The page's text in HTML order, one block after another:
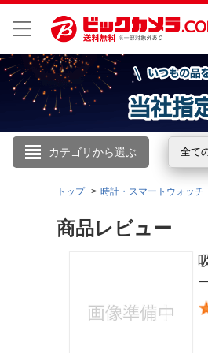
カテゴリから選ぶ 全て
こんにちは
ログイ
新規会員
お買いもの履歴
トップ 時計・スマートウォッチ
商品レビュー